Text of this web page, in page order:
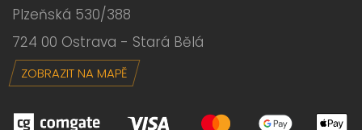
Plzeňská 530/388
724 00 Ostrava - Stará Bělá
ZOBRAZIT NA MAPĚ